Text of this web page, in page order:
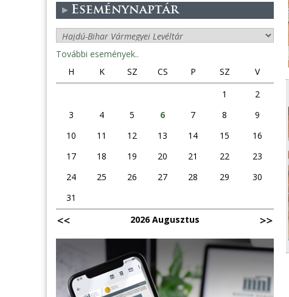
Eseménynaptár
További események..
H
K SZ CS P SZ
V
1
2
3
4 5 6 7 8
9
10
11 12 13 14 15
16
17
18 19 20 21 22
23
24
25 26 27 28 29
30
31
2026 Augusztus